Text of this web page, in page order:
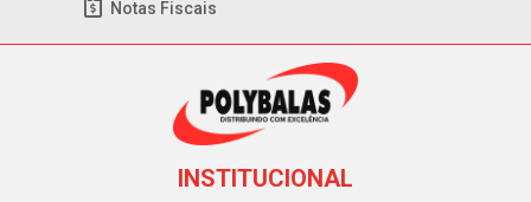
Notas Fiscais
INSTITUCIONAL